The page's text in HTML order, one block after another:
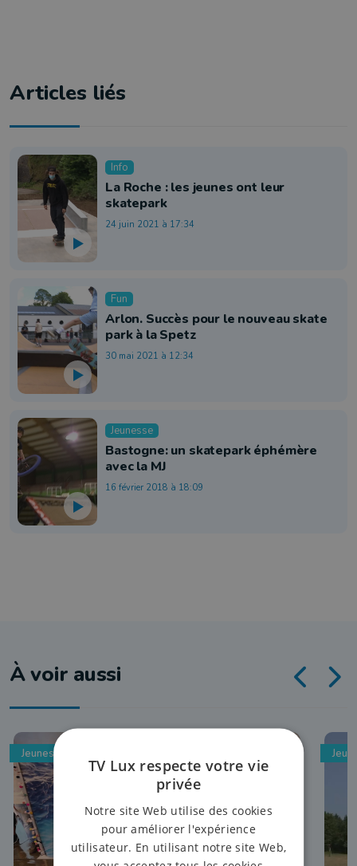
Articles liés
Info
La Roche : les jeunes ont leur
skatepark
24 juin 2021 à 17:34
Fun
Arlon. Succès pour le nouveau skate
park à la Spetz
30 mai 2021 à 12:34
Jeunesse
Bastogne: un skatepark éphémère
avec la MJ
16 février 2018 à 18:09
À voir aussi
Jeunesse
TV Lux respecte votre vie
privée
Notre site Web utilise des cookies
pour améliorer l'expérience
utilisateur. En utilisant notre site Web,